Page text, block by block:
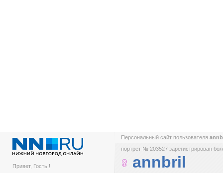
Привет, Гость !
Персональный сайт пользователя
портрет № 203527 зарегистрирован
annbril